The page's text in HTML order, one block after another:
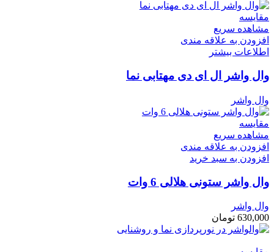
مقایسه
مشاهده سریع
افزودن به علاقه مندی
اطلاعات بیشتر
وال واشر ال ای دی مهتابی نما
وال واشر
مقایسه
مشاهده سریع
افزودن به علاقه مندی
افزودن به سبد خرید
وال واشر ستونی هلالی 6 وات
وال واشر
630,000 تومان